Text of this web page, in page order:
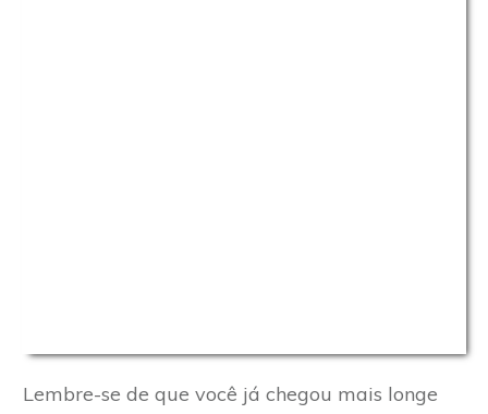
Lembre-se de que você já chegou mais longe